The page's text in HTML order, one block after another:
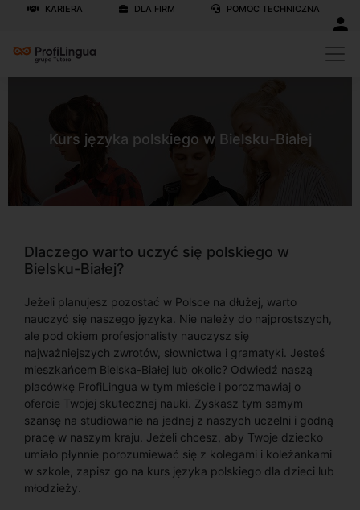
KARIERA DLA FIRM POMOC TECHNICZNA
Kurs języka polskiego w Bielsku-Białej
Dlaczego warto uczyć się polskiego w
Bielsku-Białej?
Jeżeli planujesz pozostać w Polsce na dłużej, warto
nauczyć się naszego języka. Nie należy do najprostszych,
ale pod okiem profesjonalisty nauczysz się
najważniejszych zwrotów, słownictwa i gramatyki. Jesteś
mieszkańcem Bielska-Białej lub okolic? Odwiedź naszą
placówkę ProfiLingua w tym mieście i porozmawiaj o
ofercie Twojej skutecznej nauki. Zyskasz tym samym
szansę na studiowanie na jednej z naszych uczelni i godną
pracę w naszym kraju. Jeżeli chcesz, aby Twoje dziecko
umiało płynnie porozumiewać się z kolegami i koleżankami
w szkole, zapisz go na kurs języka polskiego dla dzieci lub
młodzieży.